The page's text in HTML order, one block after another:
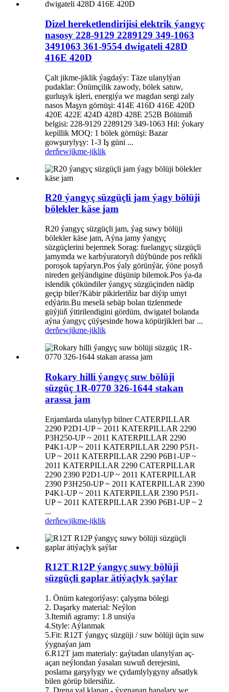
Dizel hereketlendirijisi elektrik ýangyç
nasosy 228-9129 2289129 349-1063
3491063 361-9554 dwigateli 428D
416E 420D
Çalt jikme-jiklik ýagdaýy: Täze ulanylýan
pudaklar: Önümçilik zawody, bölek satuw,
gurluşyk işleri, energiýa we magdan sergi zaly
nasos Maşyn görnüşi: 414E 416D 416E 420D
420E 422E 424D 428D 428E 252B Bölümiň
belgisi: 228-9129 2289129 349-1063 Hil: ýokary
kepillik MOQ: 1 bölek görnüşi: Bazar
gowşurylyşy: 1-3 Iş güni ...
derňewjikme-jiklik
R20 ýangyç süzgüçli jam ýagy bölüji
bölekler käse jam
R20 ýangyç süzgüçli jam, ýag suwy bölüji
bölekler käse jam, Aýna jamy ýangyç
süzgüçlerini bejermek Sorag: fuelangyç süzgüçli
jamymda we karbýuratoryň düýbünde pos reňkli
poroşok tapýaryn.Pos ýaly görünýär, ýöne posyň
nireden gelýändigine düşünip bilemok.Pos ýa-da
islendik çökündiler ýangyç süzgüçinden nädip
geçip biler?Käbir pikirleriňiz bar diýip umyt
edýärin.Bu meselä sebäp bolan tizlenmede
güýjüň ýitirilendigini gördüm, dwigatel bolanda
aýna ýangyç çüýşesinde howa köpürjikleri bar ...
derňewjikme-jiklik
Rokary hilli ýangyç suw bölüji
süzgüç 1R-0770 326-1644 stakan
arassa jam
Enjamlarda ulanylyp bilner CATERPILLAR
2290 P2D1-UP ~ 2011 KATERPILLAR 2290
P3H250-UP ~ 2011 KATERPILLAR 2290
P4K1-UP ~ 2011 KATERPILLAR 2290 P5J1-
UP ~ 2011 KATERPILLAR 2290 P6B1-UP ~
2011 KATERPILLAR 2290 CATERPILLAR
2290 2390 P2D1-UP ~ 2011 KATERPILLAR
2390 P3H250-UP ~ 2011 KATERPILLAR 2390
P4K1-UP ~ 2011 KATERPILLAR 2390 P5J1-
UP ~ 2011 KATERPILLAR 2390 P6B1-UP ~ 2
...
derňewjikme-jiklik
R12T R12P ýangyç suwy bölüji
süzgüçli gaplar ätiýaçlyk şaýlar
1. Önüm kategoriýasy: çalyşma bölegi
2. Daşarky material: Neýlon
3.Itemiň agramy: 1.8 unsiýa
4.Style: Aýlanmak
5.Fit: R12T ýangyç süzgüji / suw bölüji üçin suw
ýygnaýan jam
6.R12T jam materialy: gaýtadan ulanylýan aç-
açan neýlondan ýasalan suwuň derejesini,
poslama garşylygy we çydamlylygyny aňsatlyk
bilen görüp bilersiňiz.
7. Drena val klapan - ýygnanan hapalary we